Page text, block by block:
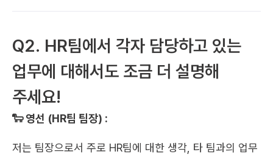
Q2. HR팀에서 각자 담당하고 있는
업무에 대해서도 조금 더 설명해
주세요!
🐑 영선 (HR팀 팀장) :
저는 팀장으로서 주로 HR팀에 대한 생각, 타 팀과의 업무